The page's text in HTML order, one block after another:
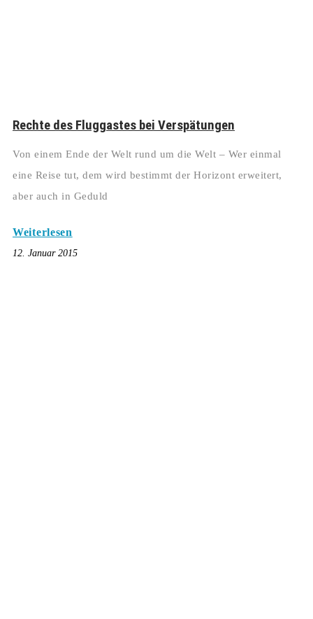
Rechte des Fluggastes bei Verspätungen
Von einem Ende der Welt rund um die Welt – Wer einmal
eine Reise tut, dem wird bestimmt der Horizont erweitert,
aber auch in Geduld
Weiterlesen
12. Januar 2015